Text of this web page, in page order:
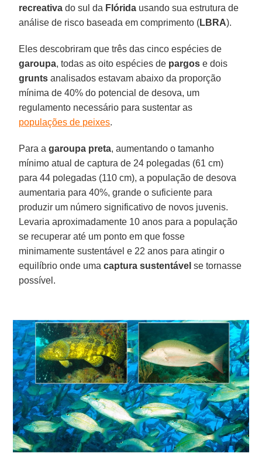
recreativa do sul da Flórida usando sua estrutura de
análise de risco baseada em comprimento (LBRA).
Eles descobriram que três das cinco espécies de
garoupa, todas as oito espécies de pargos e dois
grunts analisados estavam abaixo da proporção
mínima de 40% do potencial de desova, um
regulamento necessário para sustentar as
populações de peixes.
Para agaroupa preta, aumentando o tamanho
mínimo atual de captura de 24 polegadas (61 cm)
para 44 polegadas (110 cm), a população de desova
aumentaria para 40%, grande o suficiente para
produzir um número significativo de novos juvenis.
Levaria aproximadamente 10 anos para a população
se recuperar até um ponto em que fosse
minimamente sustentável e 22 anos para atingir o
equilíbrio onde umacaptura sustentável se tornasse
possível.